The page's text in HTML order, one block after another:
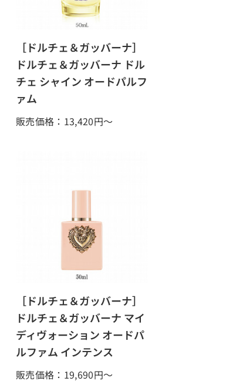
［ドルチェ＆ガッバーナ］
ドルチェ＆ガッバーナ ドル
チェ シャイン オードパルフ
ァム
販売価格：13,420円～
［ドルチェ＆ガッバーナ］
ドルチェ＆ガッバーナ マイ
ディヴォーション オードパ
ルファム インテンス
販売価格：19,690円～